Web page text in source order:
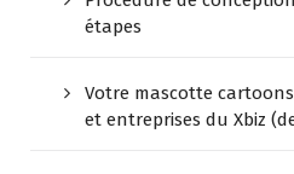
étapes
Votre mascotte
et entreprises du Xbiz